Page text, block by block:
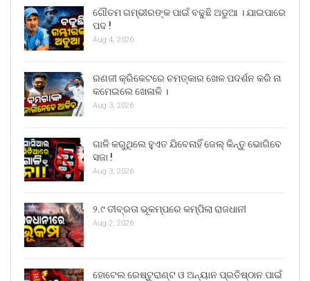
ଗୌତମ ଗମ୍ଭୀରଙ୍କ ପାଇଁ ବଢୁଛି ଅଡୁଆ । ଯାଇପାରେ
ପଦ !
Aug 4, 2026
ରଣଜୀ କ୍ରିକେଟରେ ଚମତ୍କାର ଖେଳ ପଦର୍ଶନ କରି ନା
କମେଇଲେ ଖେଳାଳି ।
Aug 3, 2026
ଗାଳି କରୁଥିଲେ ହୁଏତ ଯିବେନାହିଁ ଜେଲ୍ କିନ୍ତୁ ଭୋଗିବେ
ସଜା !
Aug 3, 2026
୨.୯ ତୀବ୍ରତା ଭୂକମ୍ପରେ କମ୍ପିଲା ରାଜଧାନୀ
Aug 2, 2026
ହୋଟେଲ ରେଷ୍ଟୁରାଣ୍ଟ ଓ ଅନ୍ୟାନ ପ୍ରତିଷ୍ଠାନ ପାଇଁ